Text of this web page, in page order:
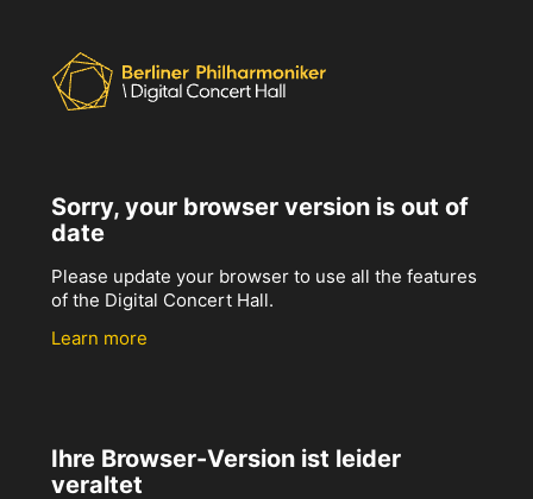
Sorry, your browser version is out of
date
Please update your browser to use all the features
of the Digital Concert Hall.
Learn more
Ihre Browser-Version ist leider
veraltet